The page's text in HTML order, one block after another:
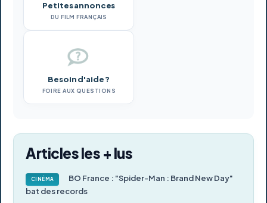
Petites annonces
DU FILM FRANÇAIS
Besoin d'aide ?
FOIRE AUX QUESTIONS
Articles les + lus
CINÉMA
BO France : "Spider-Man : Brand New Day"
bat des records